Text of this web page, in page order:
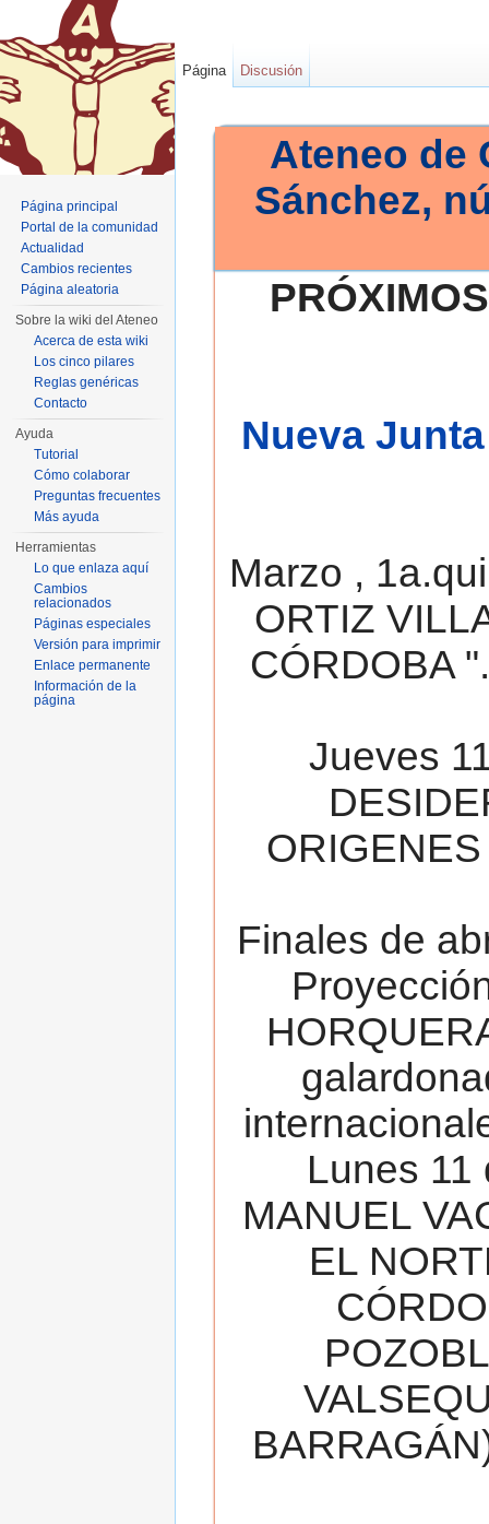
Ateneo de
Sánchez,
Nueva
Marzo ,
ORTIZ
CÓRDOBA
Jueves
Finales de
Lunes 11
MANUEL
EL
Página Discusión
Página principal
Portal de la comunidad
Actualidad
Cambios recientes
Página aleatoria
Sobre la wiki del Ateneo
Acerca de esta wiki
Los cinco pilares
Reglas genéricas
Contacto
Ayuda
Tutorial
Cómo colaborar
Preguntas frecuentes
Más ayuda
Herramientas
Lo que enlaza aquí
Cambios
relacionados
Páginas especiales
Versión para imprimir
Enlace permanente
Información de la
página